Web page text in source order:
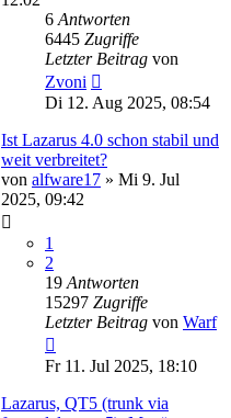
6 Antworten
6445 Zugriffe
Letzter Beitrag von
Zvoni
Di 12. Aug 2025, 08:54
Ist Lazarus 4.0 schon stabil und
weit verbreitet?
von alfware17 » Mi 9. Jul
2025, 09:42
1
2
19 Antworten
15297 Zugriffe
Letzter Beitrag von Warf
Fr 11. Jul 2025, 18:10
Lazarus, QT5 (trunk via